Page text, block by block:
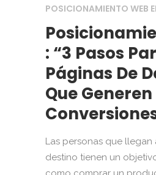
POSICIONAMIENTO WEB
: “3 Pasos
Páginas De
Que Generen
Las personas que
destino tienen un